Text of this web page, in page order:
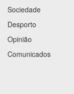
Sociedade
Desporto
Opinião
Comunicados